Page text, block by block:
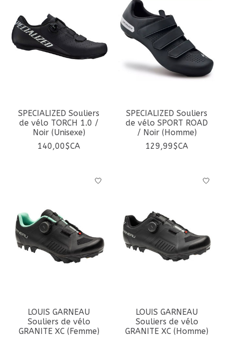
SPECIALIZED Souliers
de vélo TORCH 1.0 /
Noir (Unisexe)
140,00$CA
SPECIALIZED Souliers
de vélo SPORT ROAD
/ Noir (Homme)
129,99$CA
LOUIS GARNEAU
Souliers de vélo
GRANITE XC (Femme)
LOUIS GARNEAU
Souliers de vélo
GRANITE XC (Homme)